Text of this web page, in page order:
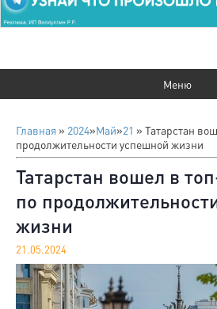
Главная » 2024»Май»21 » Татарстан
продолжительности успешной жизни
Татарстан вошел в
по
жизни
21.05.2024